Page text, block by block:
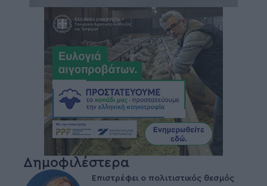
Δημοφιλέστερα
Επιστρέφει ο πολιτιστικός θεσμός